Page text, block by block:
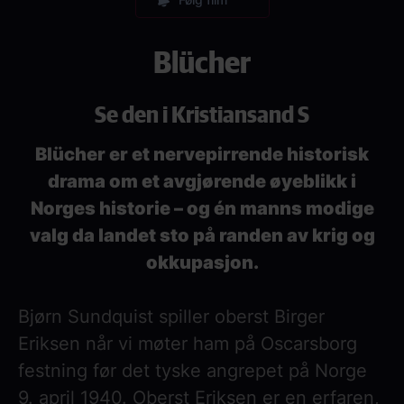
Blücher
Se den i Kristiansand S
Blücher er et nervepirrende historisk
drama om et avgjørende øyeblikk i
Norges historie – og én manns modige
valg da landet sto på randen av krig og
okkupasjon.
Bjørn Sundquist spiller oberst Birger
Eriksen når vi møter ham på Oscarsborg
festning før det tyske angrepet på Norge
9. april 1940. Oberst Eriksen er en erfaren,